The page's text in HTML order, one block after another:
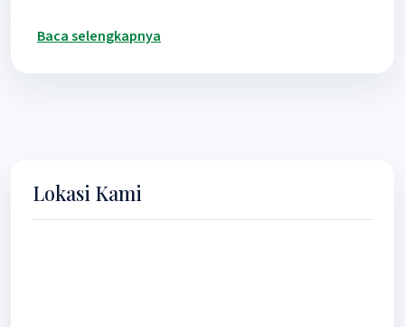
Baca selengkapnya
Lokasi Kami